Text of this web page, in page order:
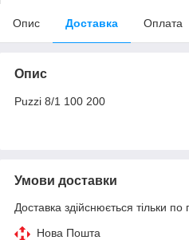
Опис Доставка Оплата
Опис
Puzzi 8/1 100 200
Умови доставки
Доставка здійснюється тільки по
Нова Пошта